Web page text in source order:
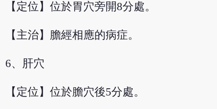
【定位】位於胃穴旁開8分處。
【主治】膽經相應的病症。
6、肝穴
【定位】位於膽穴後5分處。